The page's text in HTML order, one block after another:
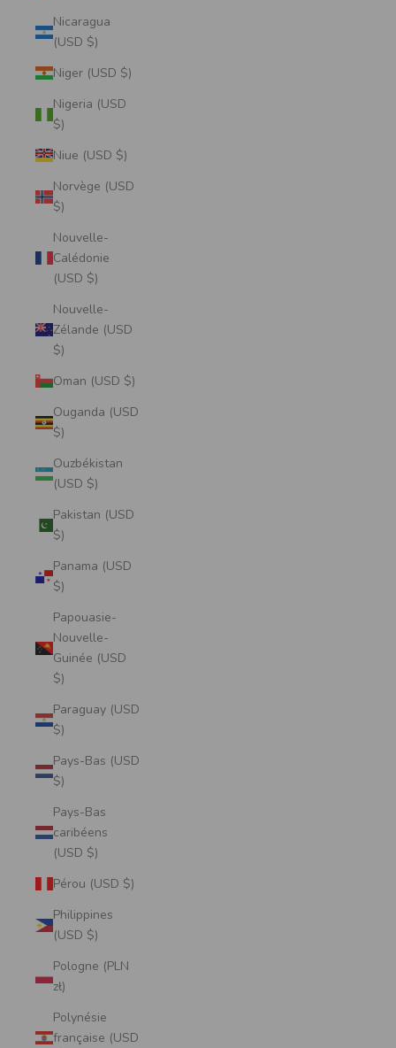
Nicaragua
(USD $)
Niger (USD $)
Nigeria (USD
$)
Niue (USD $)
Norvège (USD
$)
Nouvelle-
Calédonie
(USD $)
Nouvelle-
Zélande (USD
$)
Oman (USD $)
Ouganda (USD
$)
Ouzbékistan
(USD $)
Pakistan (USD
$)
Panama (USD
$)
Papouasie-
Nouvelle-
Guinée (USD
$)
Paraguay (USD
$)
Pays-Bas (USD
$)
Pays-Bas
caribéens
(USD $)
Pérou (USD $)
Philippines
(USD $)
Pologne (PLN
zł)
Polynésie
française (USD